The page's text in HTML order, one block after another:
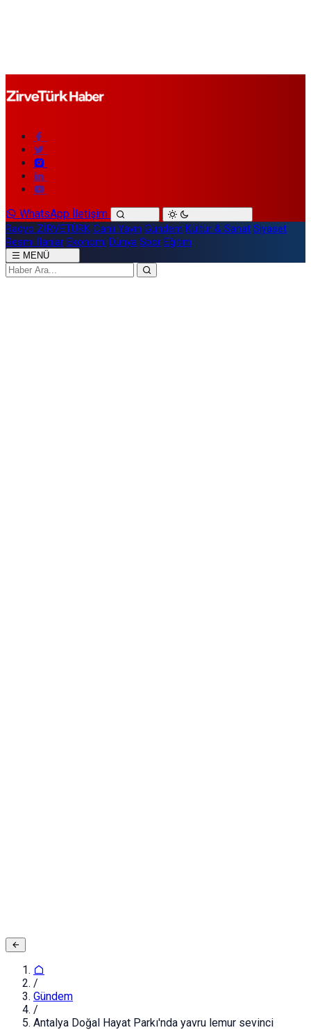
WhatsApp İletişim
Radyo ZİRVETÜRK Canlı Yayın Gündem Kültür & Sanat Siyaset
Resmi İlanlar Ekonomi Dünya Spor Eğitim
MENÜ
/
Gündem
/
Antalya Doğal Hayat Parkı'nda yavru lemur sevinci